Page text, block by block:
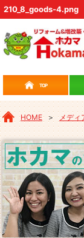
210_8_goods-4.png
TOP
HOME ＞ メディ